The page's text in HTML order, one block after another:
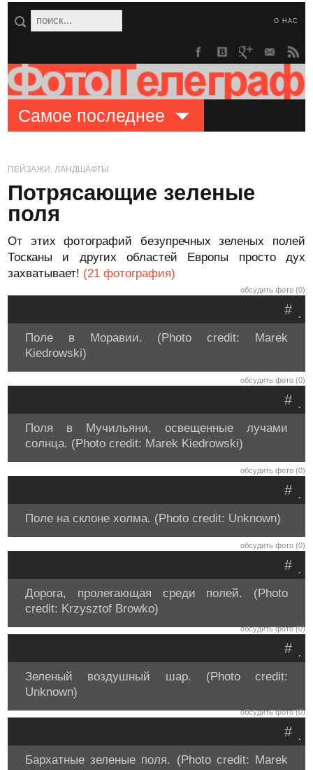
О НАС
Самое последнее
ПЕЙЗАЖИ, ЛАНДШАФТЫ
Потрясающие зеленые
поля
От этих фотографий безупречных зеленых полей
Тосканы и других областей Европы просто дух
захватывает! (21 фотография)
обсудить фото (0)
.
#
Поле в Моравии. (Photo credit: Marek
Kiedrowski)
обсудить фото (0)
.
#
Поля в Мучильяни, освещенные лучами
солнца. (Photo credit: Marek Kiedrowski)
обсудить фото (0)
.
#
Поле на склоне холма. (Photo credit: Unknown)
обсудить фото (0)
.
#
Дорога, пролегающая среди полей. (Photo
credit: Krzysztof Browko)
обсудить фото (0)
.
#
Зеленый воздушный шар. (Photo credit:
Unknown)
обсудить фото (0)
.
#
Бархатные зеленые поля. (Photo credit: Marek